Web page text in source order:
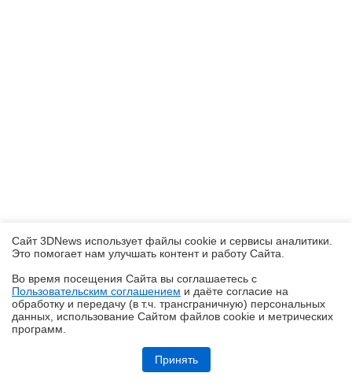
Обзор смартфона iQOO Z11: станция студенческая
Сайт 3DNews использует файлы cookie и сервисы аналитики.
Это помогает нам улучшать контент и работу Cайта.
Во время посещения Cайта вы соглашаетесь с
Пользовательским соглашением и даёте согласие на
обработку и передачу (в т.ч. трансграничную) персональных
данных, использование Cайтом файлов cookie и метрических
программ.
Принять